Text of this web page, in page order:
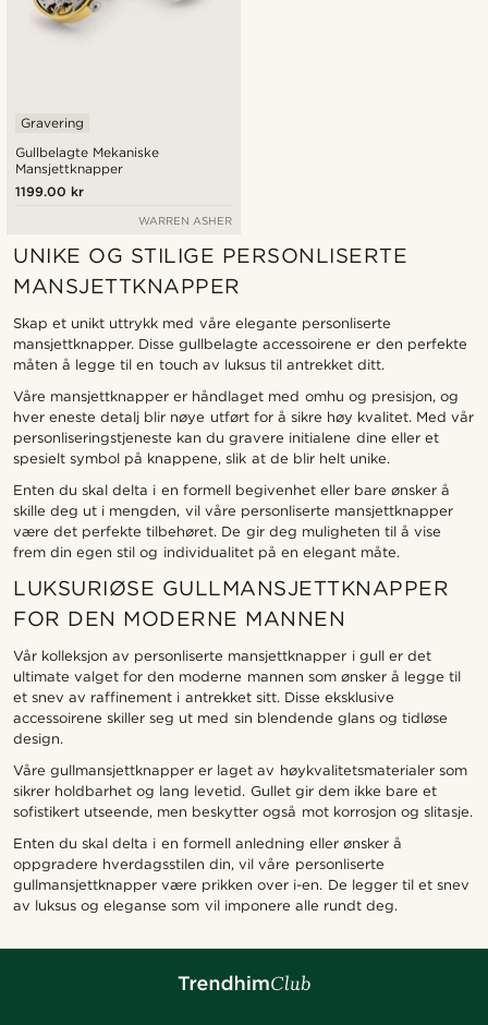
Gullbelagte Mekaniske
Mansjettknapper
Gravering
1199.00 kr
WARREN ASHER
UNIKE OG STILIGE PERSONLISERTE
MANSJETTKNAPPER
Skap et unikt uttrykk med våre elegante personliserte
mansjettknapper. Disse gullbelagte accessoirene er den perfekte
måten å legge til en touch av luksus til antrekket ditt.
Våre mansjettknapper er håndlaget med omhu og presisjon, og
hver eneste detalj blir nøye utført for å sikre høy kvalitet. Med vår
personliseringstjeneste kan du gravere initialene dine eller et
spesielt symbol på knappene, slik at de blir helt unike.
Enten du skal delta i en formell begivenhet eller bare ønsker å
skille deg ut i mengden, vil våre personliserte mansjettknapper
være det perfekte tilbehøret. De gir deg muligheten til å vise
frem din egen stil og individualitet på en elegant måte.
LUKSURIØSE GULLMANSJETTKNAPPER
FOR DEN MODERNE MANNEN
Vår kolleksjon av personliserte mansjettknapper i gull er det
ultimate valget for den moderne mannen som ønsker å legge til
et snev av raffinement i antrekket sitt. Disse eksklusive
accessoirene skiller seg ut med sin blendende glans og tidløse
design.
Våre gullmansjettknapper er laget av høykvalitetsmaterialer som
sikrer holdbarhet og lang levetid. Gullet gir dem ikke bare et
sofistikert utseende, men beskytter også mot korrosjon og slitasje.
Enten du skal delta i en formell anledning eller ønsker å
oppgradere hverdagsstilen din, vil våre personliserte
gullmansjettknapper være prikken over i-en. De legger til et snev
av luksus og eleganse som vil imponere alle rundt deg.